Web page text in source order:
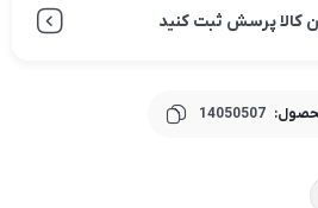
کالا پرسش ثبت کنید
14050507